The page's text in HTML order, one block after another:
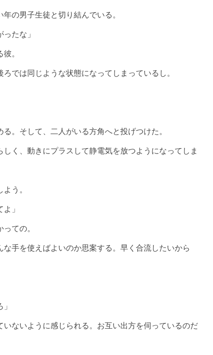
の男子生徒と切り結んでいる。
たな」
。
では同じような状態になってしまっているし。
。そして、二人がいる方角へと投げつけた。
く、動きにプラスして静電気を放つようになってしま
う。
」
ての。
手を使えばよいのか思案する。早く合流したいから
ないように感じられる。お互い出方を伺っているのだ